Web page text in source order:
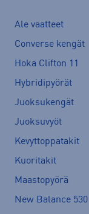
Ale vaatteet
Converse kengät
Hoka Clifton 11
Hybridipyörät
Juoksukengät
Juoksuvyöt
Kevyttoppatakit
Kuoritakit
Maastopyörä
New Balance 530